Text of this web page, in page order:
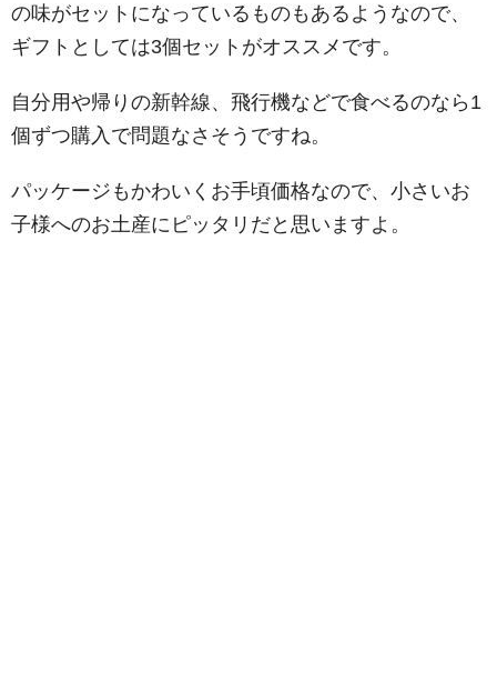
の味がセットになっているものもあるようなので、
ギフトとしては3個セットがオススメです。
自分用や帰りの新幹線、飛行機などで食べるのなら1
個ずつ購入で問題なさそうですね。
パッケージもかわいくお手頃価格なので、小さいお
子様へのお土産にピッタリだと思いますよ。